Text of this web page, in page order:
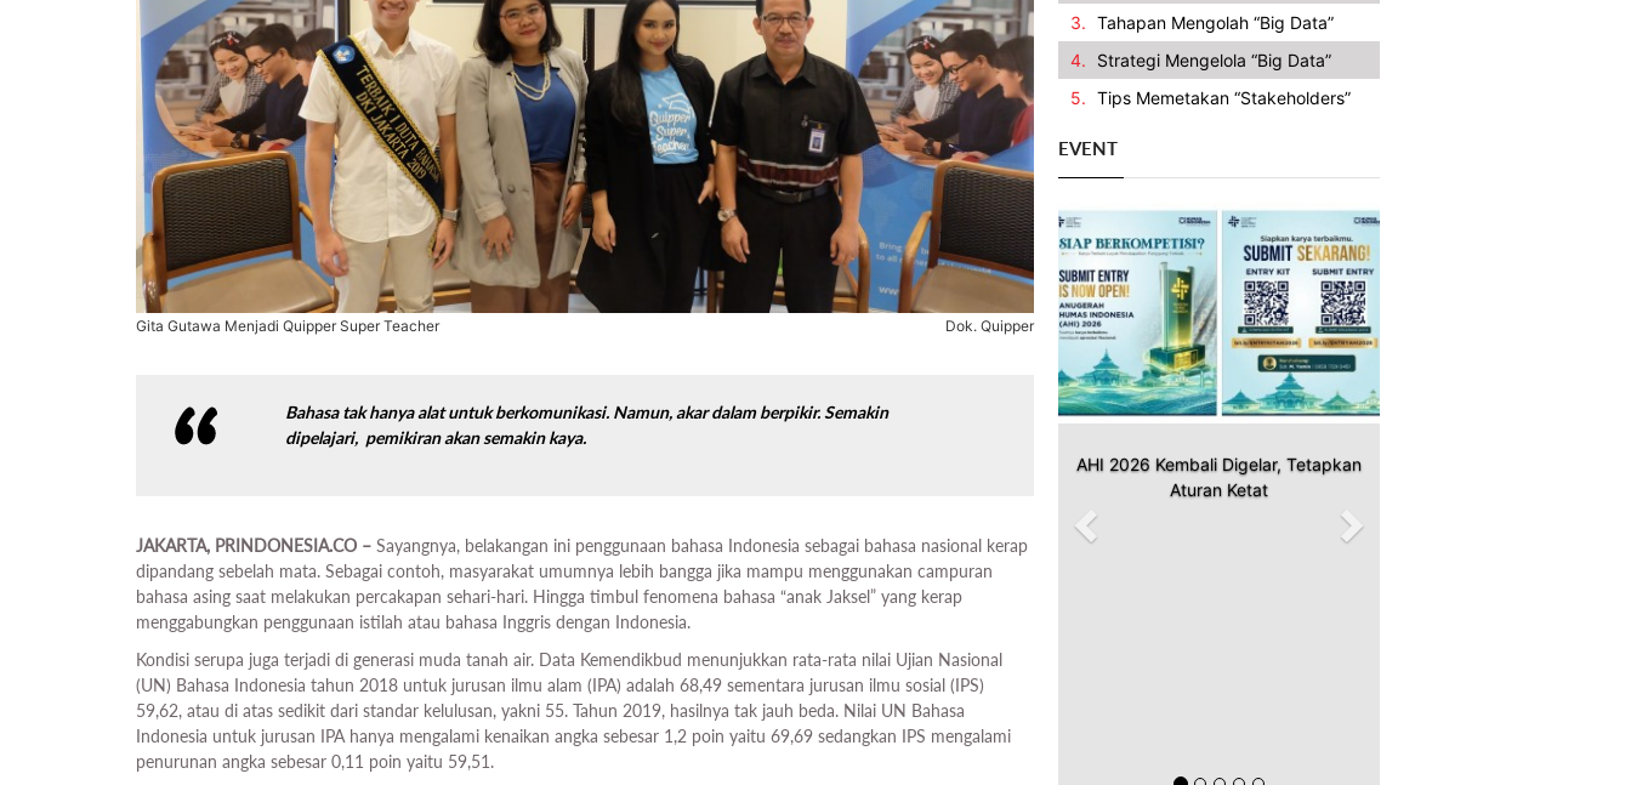
Gita Gutawa Menjadi Quipper Super Teacher Dok. Quipper
Bahasa tak hanya alat untuk berkomunikasi. Namun, akar dalam berpikir. Semakin
dipelajari, pemikiran akan semakin kaya.
JAKARTA, PRINDONESIA.CO – Sayangnya, belakangan ini penggunaan bahasa Indonesia sebagai bahasa nasional kerap
dipandang sebelah mata. Sebagai contoh, masyarakat umumnya lebih bangga jika mampu menggunakan campuran
bahasa asing saat melakukan percakapan sehari-hari. Hingga timbul fenomena bahasa “anak Jaksel” yang kerap
menggabungkan penggunaan istilah atau bahasa Inggris dengan Indonesia.
Kondisi serupa juga terjadi di generasi muda tanah air. Data Kemendikbud menunjukkan rata-rata nilai Ujian Nasional
(UN) Bahasa Indonesia tahun 2018 untuk jurusan ilmu alam (IPA) adalah 68,49 sementara jurusan ilmu sosial (IPS)
59,62, atau di atas sedikit dari standar kelulusan, yakni 55. Tahun 2019, hasilnya tak jauh beda. Nilai UN Bahasa
Indonesia untuk jurusan IPA hanya mengalami kenaikan angka sebesar 1,2 poin yaitu 69,69 sedangkan IPS mengalami
penurunan angka sebesar 0,11 poin yaitu 59,51.
3. Tahapan Mengolah “Big Data”
4.
Strategi Mengelola “Big Data”
5. Tips Memetakan “Stakeholders”
EVENT
AHI 2026 Kembali Digelar, Tetapkan
Aturan Ketat
Previous Next